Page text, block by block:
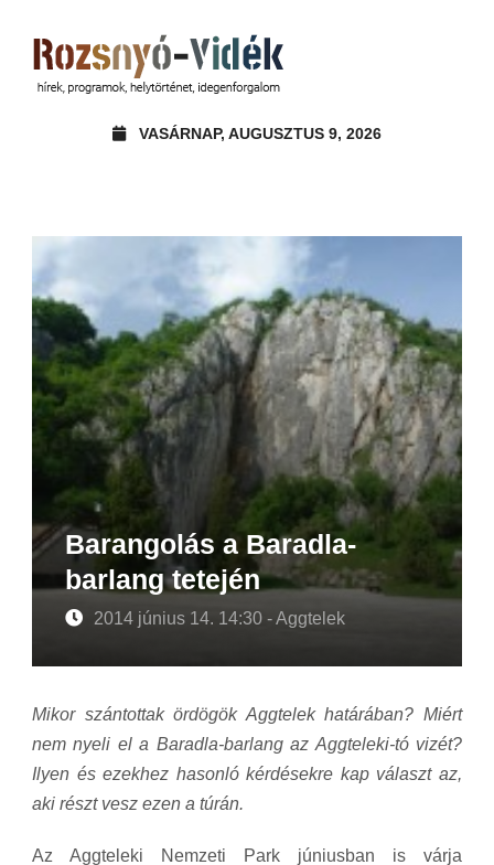
VASÁRNAP, AUGUSZTUS 9, 2026
Barangolás a Baradla-
barlang tetején
2014 június 14. 14:30 - Aggtelek
Mikor szántottak ördögök Aggtelek határában? Miért
nem nyeli el a Baradla-barlang az Aggteleki-tó vizét?
Ilyen és ezekhez hasonló kérdésekre kap választ az,
aki részt vesz ezen a túrán.
Az Aggteleki Nemzeti Park júniusban is várja